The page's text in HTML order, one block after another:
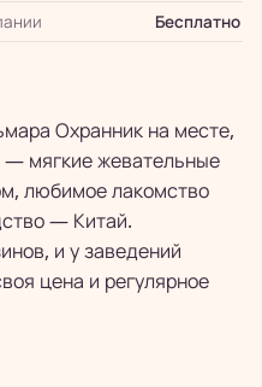
Бесплатно
Охранник на месте,
— мягкие жевательные
любимое лакомство
— Китай.
и у заведений
цена и регулярное